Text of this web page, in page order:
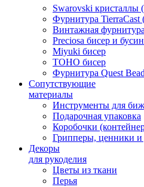
Swarovski кристаллы
Фурнитура
Винтажная
Preciosa бисер и
Miyuki бисер
TOHO бисер
Фурнитура Quest
Сопутствующие
материалы
Инструменты для
Подарочная упаковка
Коробочки
Грипперы, ценники и
Декоры
для рукоделия
Цветы из ткани
Перья